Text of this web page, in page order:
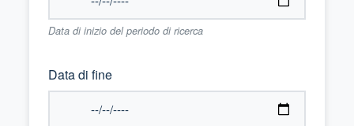
Data di inizio del periodo di ricerca
Data di fine